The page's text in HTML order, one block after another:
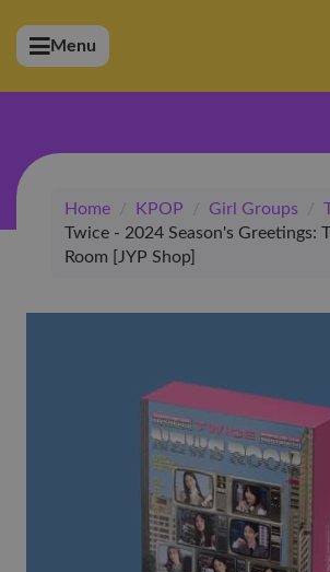
(Artiesten)
(Winkel)
Menu
Home / KPOP / Girl Groups /
Twice - 2024 Season's Greetings:
Room [JYP Shop]